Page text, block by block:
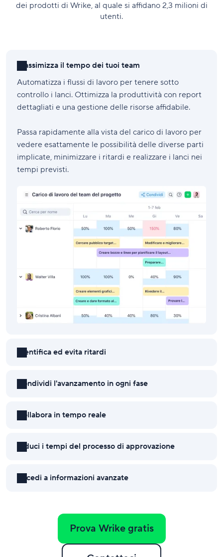
dei prodotti di Wrike, al quale si affidano 2,3 milioni di
utenti.
Massimizza il tempo dei tuoi team
Automatizza i flussi di lavoro per tenere sotto
controllo i lanci. Ottimizza la produttività con report
dettagliati e una gestione delle risorse affidabile.
Passa rapidamente alla vista del carico di lavoro per
vedere esattamente le possibilità delle diverse parti
implicate, minimizzare i ritardi e realizzare i lanci nei
tempi previsti.
Identifica ed evita ritardi
Condividi l'avanzamento in ogni fase
Collabora in tempo reale
Riduci i tempi del processo di approvazione
Accedi a informazioni avanzate
Prova Wrike gratis